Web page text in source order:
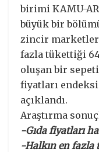
birimi KAMU-
büyük bir
zincir
fazla tükettiği
oluşan bir sepeti
fiyatları
açıklandı.
Araştırma
-Gıda fiyatları
-Halkın en fazla